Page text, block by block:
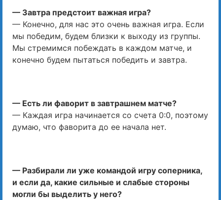
— Завтра предстоит важная игра?
— Конечно, для нас это очень важная игра. Если
мы победим, будем близки к выходу из группы.
Мы стремимся побеждать в каждом матче, и
конечно будем пытаться победить и завтра.
— Есть ли фаворит в завтрашнем матче?
— Каждая игра начинается со счета 0:0, поэтому
думаю, что фаворита до ее начала нет.
— Разбирали ли уже командой игру соперника,
и если да, какие сильные и слабые стороны
могли бы выделить у него?